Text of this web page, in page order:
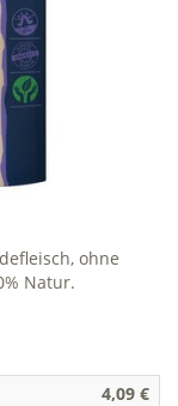
ohne
Natur.
4,09 €